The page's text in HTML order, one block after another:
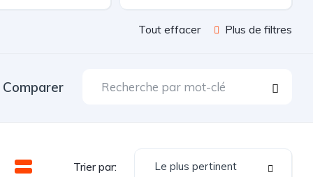
Tout effacer Plus de filtres
Comparer
Trier par: Le plus pertinent